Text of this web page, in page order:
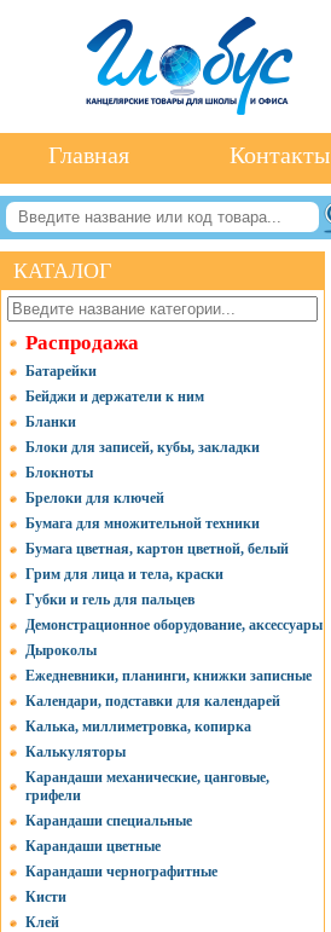
Главная Контакты
КАТАЛОГ
Распродажа
Батарейки
Бейджи и держатели к ним
Бланки
Блоки для записей, кубы, закладки
Блокноты
Брелоки для ключей
Бумага для множительной техники
Бумага цветная, картон цветной, белый
Грим для лица и тела, краски
Губки и гель для пальцев
Демонстрационное оборудование, аксессуары
Дыроколы
Ежедневники, планинги, книжки записные
Календари, подставки для календарей
Калька, миллиметровка, копирка
Калькуляторы
Карандаши механические, цанговые,
грифели
Карандаши специальные
Карандаши цветные
Карандаши чернографитные
Кисти
Клей